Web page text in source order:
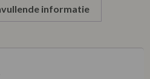
informatie